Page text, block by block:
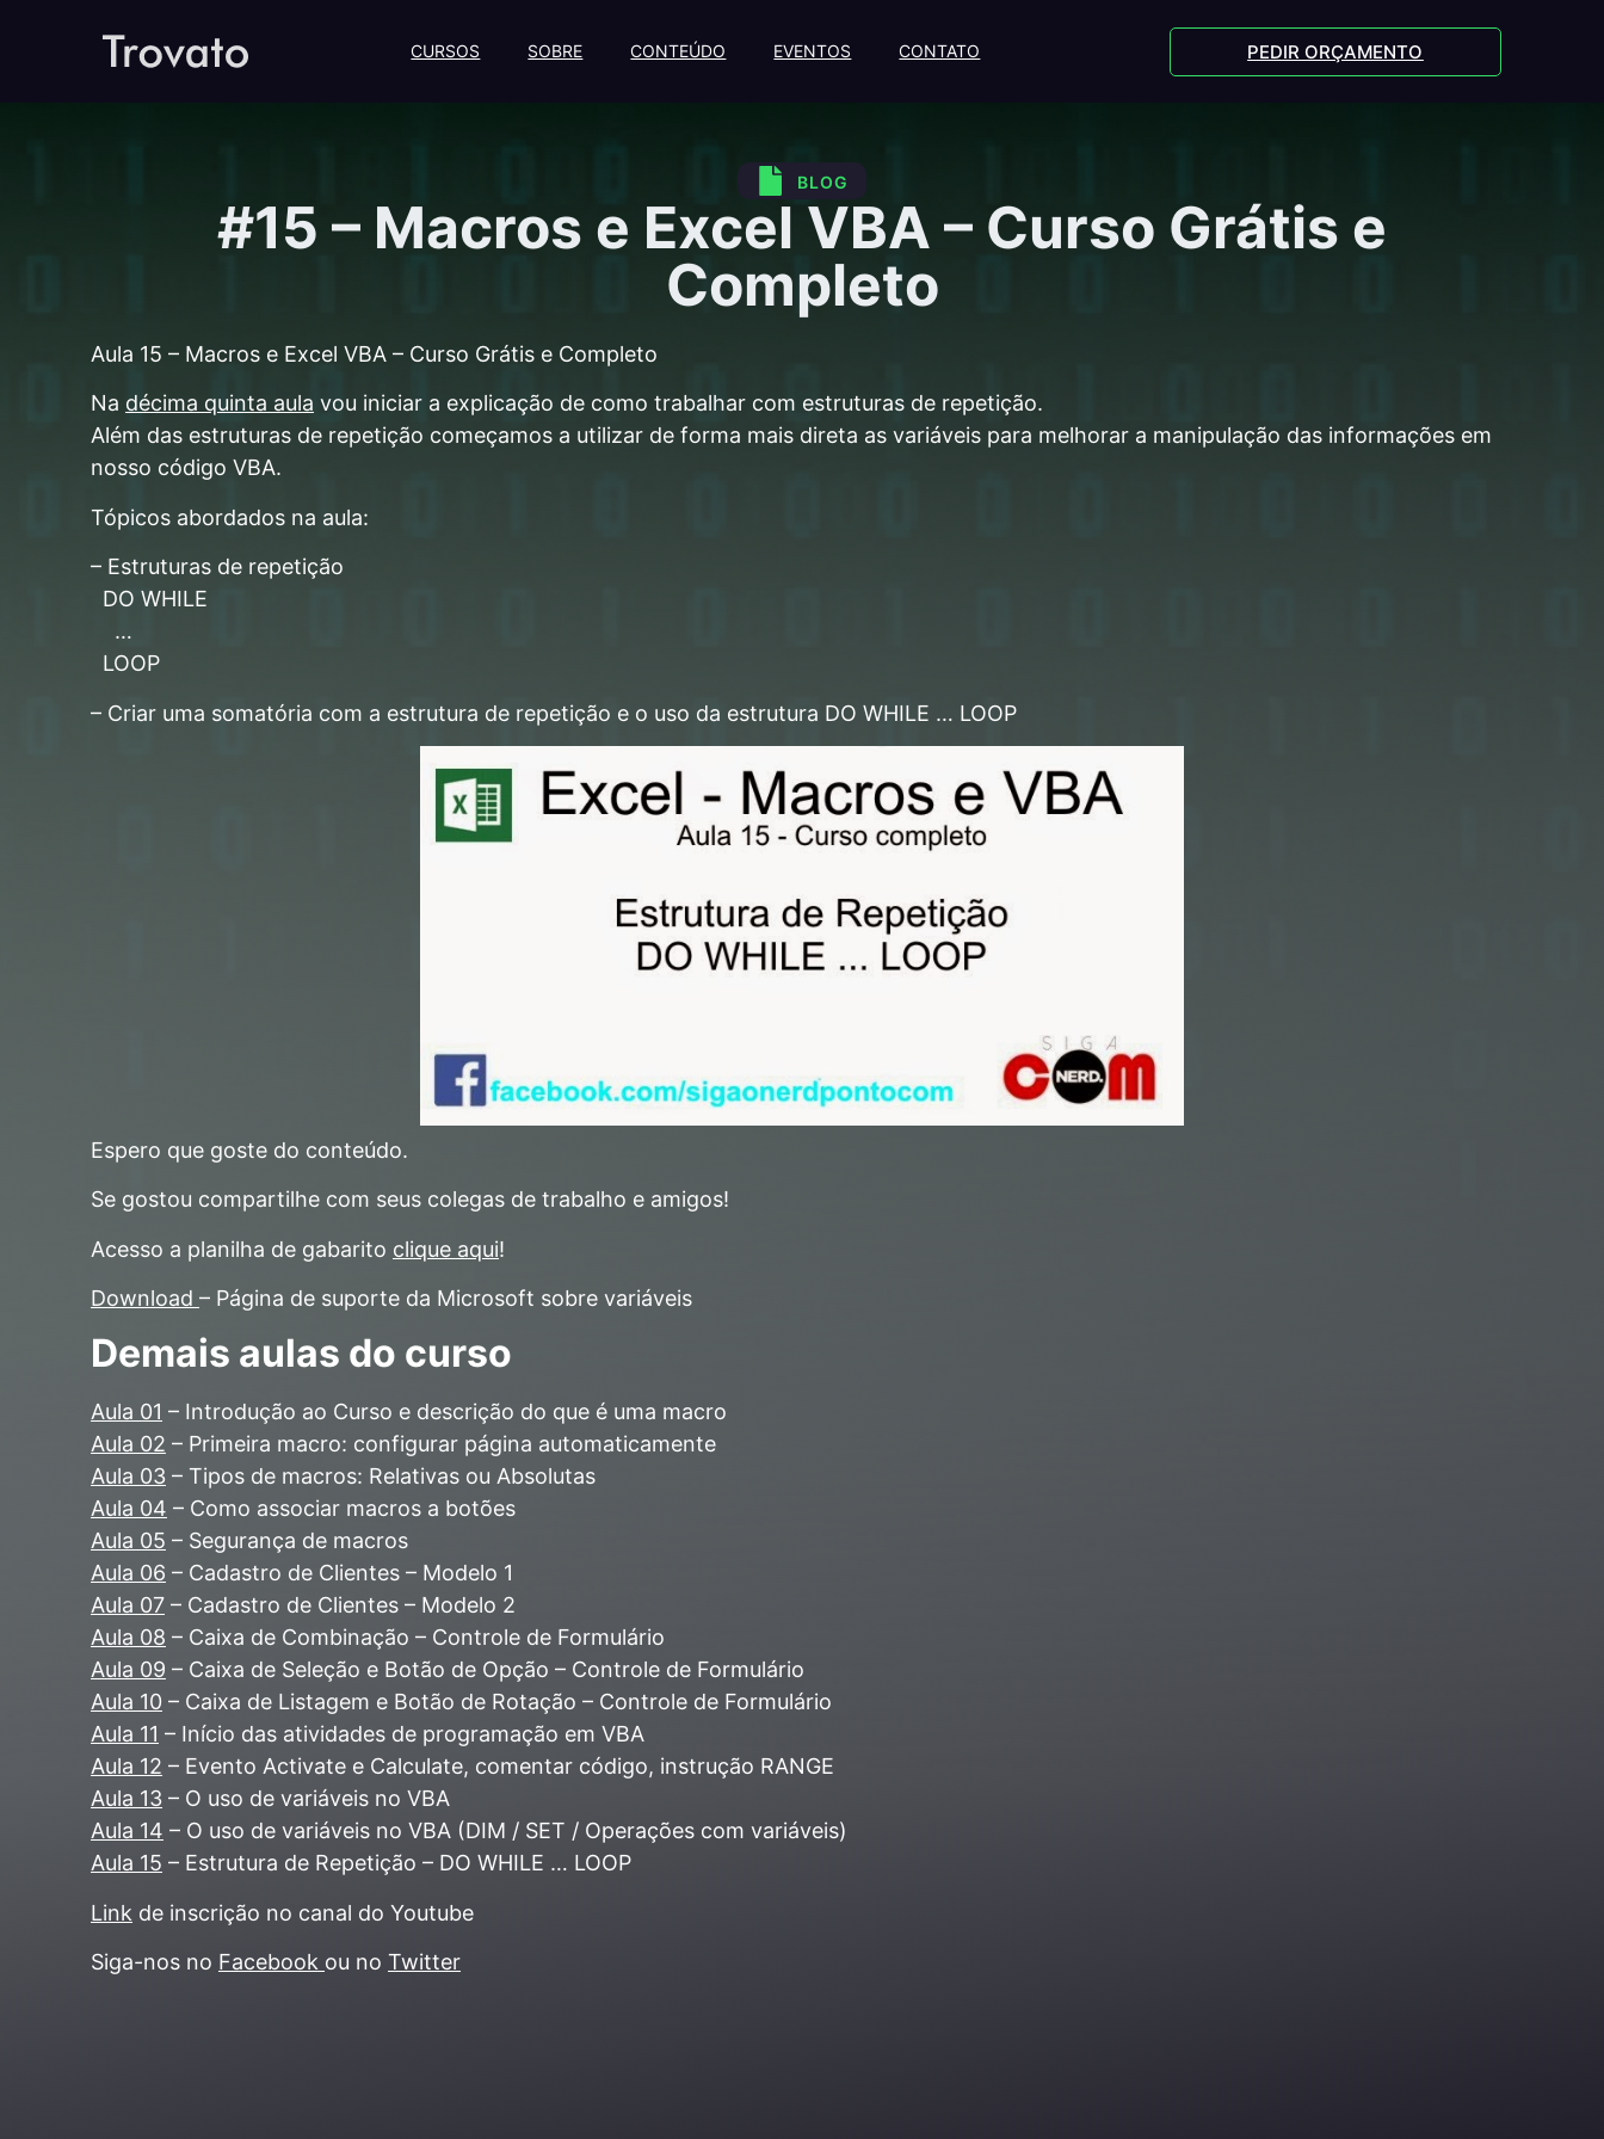
CURSOS SOBRE CONTEÚDO EVENTOS CONTATO PEDIR ORÇAMENTO
BLOG
#15 – Macros e Excel VBA – Curso Grátis e
Completo
Aula 15 – Macros e Excel VBA – Curso Grátis e Completo
Na décima quinta aula vou iniciar a explicação de como trabalhar com estruturas de repetição.
Além das estruturas de repetição começamos a utilizar de forma mais direta as variáveis para melhorar a manipulação das informações em
nosso código VBA.
Tópicos abordados na aula:
– Estruturas de repetição
DO WHILE
…
LOOP
– Criar uma somatória com a estrutura de repetição e o uso da estrutura DO WHILE … LOOP
Espero que goste do conteúdo.
Se gostou compartilhe com seus colegas de trabalho e amigos!
Acesso a planilha de gabarito clique aqui!
Download – Página de suporte da Microsoft sobre variáveis
Demais aulas do curso
Aula 01 – Introdução ao Curso e descrição do que é uma macro
Aula 02 – Primeira macro: configurar página automaticamente
Aula 03 – Tipos de macros: Relativas ou Absolutas
Aula 04 – Como associar macros a botões
Aula 05 – Segurança de macros
Aula 06 – Cadastro de Clientes – Modelo 1
Aula 07 – Cadastro de Clientes – Modelo 2
Aula 08 – Caixa de Combinação – Controle de Formulário
Aula 09 – Caixa de Seleção e Botão de Opção – Controle de Formulário
Aula 10 – Caixa de Listagem e Botão de Rotação – Controle de Formulário
Aula 11 – Início das atividades de programação em VBA
Aula 12 – Evento Activate e Calculate, comentar código, instrução RANGE
Aula 13 – O uso de variáveis no VBA
Aula 14 – O uso de variáveis no VBA (DIM / SET / Operações com variáveis)
Aula 15 – Estrutura de Repetição – DO WHILE … LOOP
Link de inscrição no canal do Youtube
Siga-nos no Facebook ou no Twitter